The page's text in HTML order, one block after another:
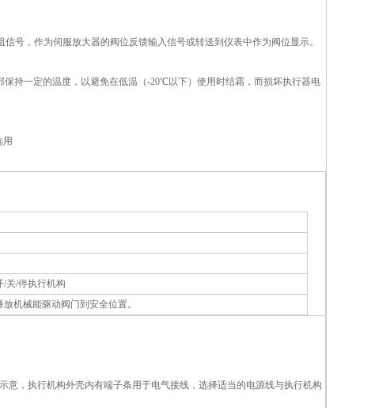
号，作为伺服放大器的阀位反馈输入信号或转送到仪表中作为阀位显示。
保持一定的温度，以避免在低温（-20℃以下）使用时结霜，而损坏执行器电
用
/关/停执行机构
机械能驱动阀门到安全位置。
，执行机构外壳内有端子条用于电气接线，选择适当的电源线与执行机构